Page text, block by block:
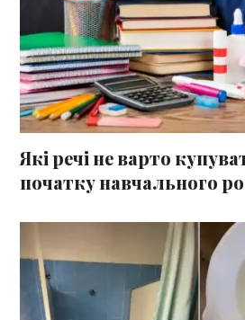
Які речі не варто
початку навчального